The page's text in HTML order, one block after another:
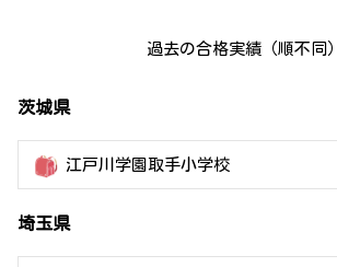
過去の合格実績（順不同）
茨城県
江戸川学園取手小学校
埼玉県